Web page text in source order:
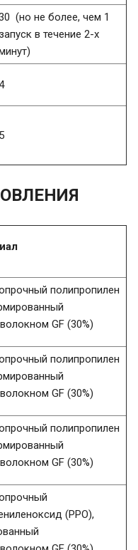
(но не более, чем 1
запуск в течение 2-х
5
полипропилен
GF (30%)
полипропилен
GF (30%)
полипропилен
GF (30%)
(PPO),